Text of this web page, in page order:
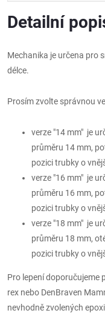
Detailní
Mechanika je určena pro
délce.
Prosím zvolte správnou
verze "14 mm" je
průměru 14 mm,
pozici trubky o
verze "16 mm" je
průměru 16 mm,
pozici trubky o
verze "18 mm" je
průměru 18 mm,
pozici trubky o
Pro lepení doporučujeme
rex nebo DenBraven
nevhodně zvolených